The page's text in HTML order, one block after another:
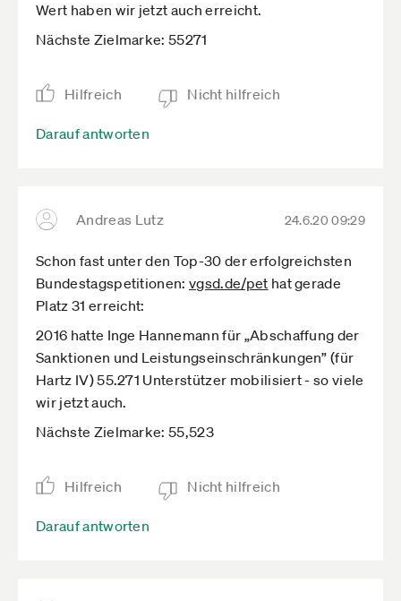
Wert haben wir jetzt auch erreicht.
Nächste Zielmarke: 55271
Hilfreich Nicht hilfreich
Darauf antworten
Andreas Lutz 24.6.20 09:29
Schon fast unter den Top-30 der erfolgreichsten
Bundestagspetitionen:vgsd.de­/pet hat gerade
Platz 31 erreicht:
2016 hatte Inge Hannemann für „Abschaffung der
Sanktionen und Leistungseinschränkungen” (für
Hartz IV) 55.271 Unterstützer mobilisiert - so viele
wir jetzt auch.
Nächste Zielmarke: 55,523
Hilfreich Nicht hilfreich
Darauf antworten